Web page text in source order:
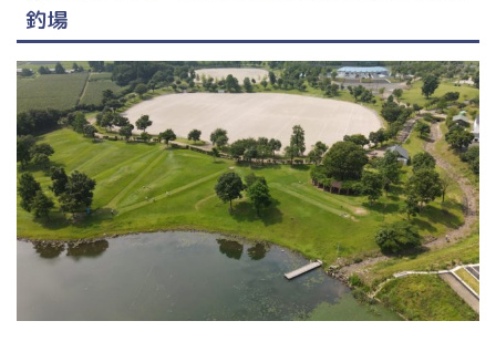
釣場